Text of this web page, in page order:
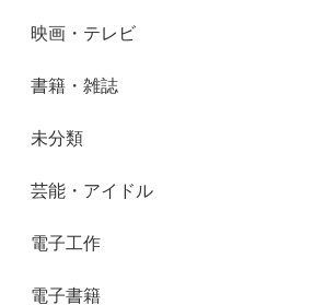
映画・テレビ
書籍・雑誌
未分類
芸能・アイドル
電子工作
電子書籍